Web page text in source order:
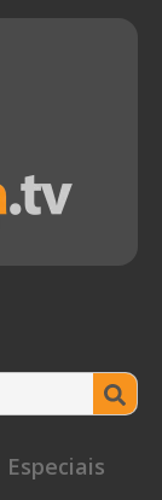
Especiais